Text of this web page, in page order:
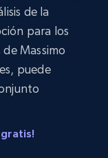
de la
para los
Massimo
puede